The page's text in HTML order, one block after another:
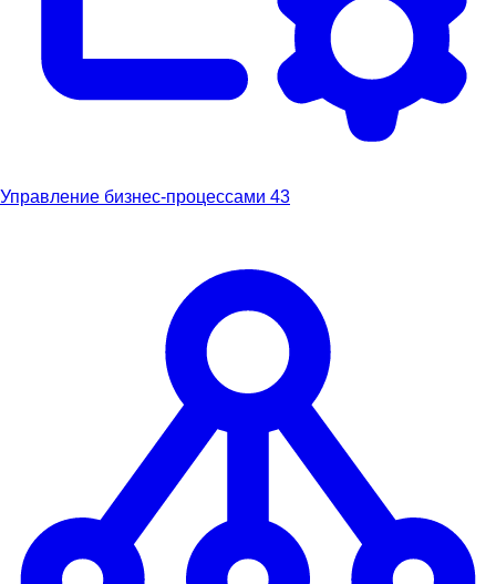
Управление бизнес-процессами 43